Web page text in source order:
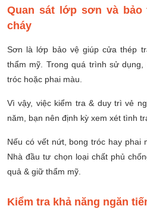
Quan sát lớp sơn và
cháy
Sơn là lớp bảo vệ giúp cửa thép
thẩm mỹ. Trong quá trình sử
tróc hoặc phai màu.
Vì vậy, việc kiểm tra & duy trì vẻ
năm, bạn nên định kỳ xem xét tình
Nếu có vết nứt, bong tróc hay phai
Nhà đầu tư chọn loại chất phủ
quả & giữ thẩm mỹ.
Kiểm tra khả năng ngăn